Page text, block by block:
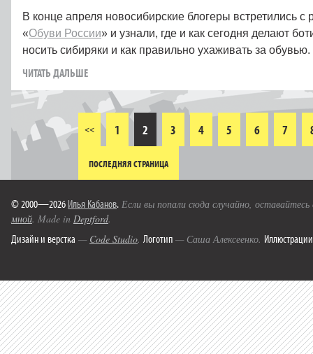
В конце апреля новосибирские блогеры встретились с
«Обуви России» и узнали, где и как сегодня делают
носить сибиряки и как правильно ухаживать за обувью.
ЧИТАТЬ ДАЛЬШЕ
<< 1 2 3 4 5 6 7
ПОСЛЕДНЯЯ СТРАНИЦА
© 2000—2026 Илья Кабанов. Если вы попали сюда случайно,
мной. Made in Deptford.
Дизайн и верстка — Code Studio. Логотип — Саша Алексеенко. Иллюстрации